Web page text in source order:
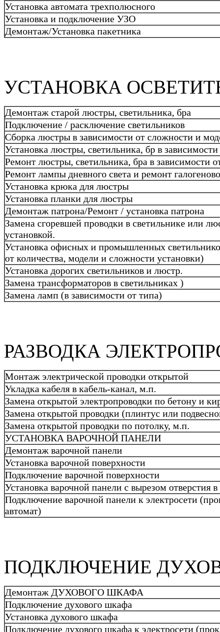
Установка автомата трехполюсного
Установка и подключение УЗО
Демонтаж/Установка пакетника
УСТАНОВКА
Демонтаж старой люстры, светильника, бра
Подключение / расключение светильников
Сборка люстры в зависимости от сложности и
Установка люстры, светильника, бр в
Ремонт люстры, светильника, бра в зависимости
Ремонт лампы дневного света и ремонт
Установка крюка для люстры
Установка планки для люстры
Демонтаж патрона/Ремонт / установка патрона
Замена сгоревшей проводки в светильнике или
установкой.
Установка офисных и промышленных
от количества, модели и сложности установки)
Установка дорогих светильников и люстр.
Замена трансформаторов в светильниках )
Замена ламп (в зависимости от типа)
РАЗВОДКА
Монтаж электрической проводки открытой
Укладка кабеля в кабель-канал, м.п.
Замена открытой электропроводки по бетону и
Замена открытой проводки (плинтус или
Замена открытой проводки по потолку, м.п.
УСТАНОВКА ВАРОЧНОЙ ПАНЕЛИ
Демонтаж варочной панели
Установка варочной поверхности
Подключение варочной поверхности
Установка варочной панели с вырезом отверстия
Подключение варочной панели к электросети
автомат)
ПОДКЛЮЧЕНИЕ
Демонтаж ДУХОВОГО ШКАФА
Подключение духового шкафа
Установка духового шкафа
Подключение духового шкафа к электросети